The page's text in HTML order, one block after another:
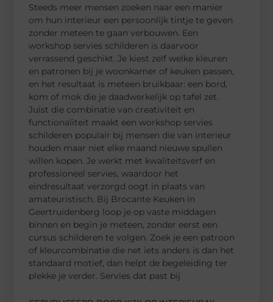
Steeds meer mensen zoeken naar een manier
om hun interieur een persoonlijk tintje te geven
zonder meteen te gaan verbouwen. Een
workshop servies schilderen is daarvoor
verrassend geschikt. Je kiest zelf welke kleuren
en patronen bij je woonkamer of keuken passen,
en het resultaat is meteen bruikbaar: een bord,
kom of mok die je daadwerkelijk op tafel zet.
Juist die combinatie van creativiteit en
functionaliteit maakt een workshop servies
schilderen populair bij mensen die van interieur
houden maar niet elke maand nieuwe spullen
willen kopen. Je werkt met kwaliteitsverf en
professioneel servies, waardoor het
eindresultaat verzorgd oogt in plaats van
amateuristisch. Bij Brocante Keuken in
Geertruidenberg loop je op vaste middagen
binnen en begin je meteen, zonder eerst een
cursus schilderen te volgen. Zoek je een patroon
of kleurcombinatie die net iets anders is dan het
standaard motief, dan helpt de begeleiding ter
plekke je verder. Servies dat past bij